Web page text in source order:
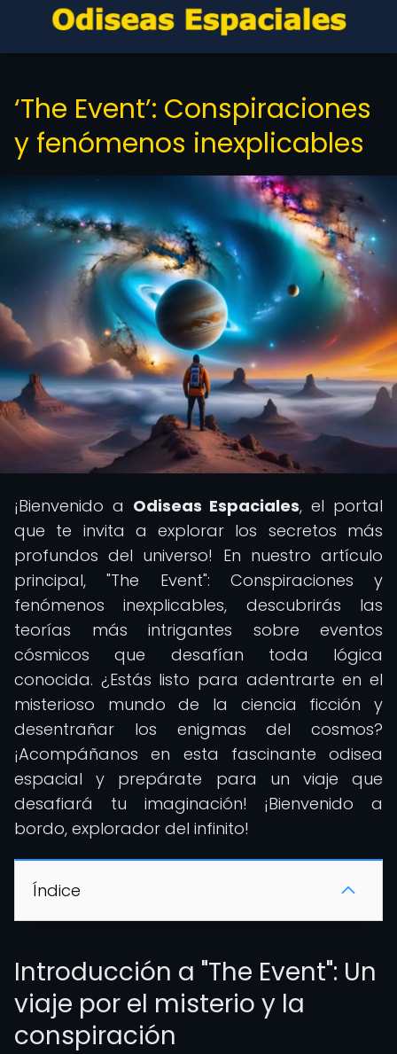
‘The Event’: Conspiraciones
y fenómenos inexplicables
¡Bienvenido a Odiseas Espaciales, el portal
que te invita a explorar los secretos más
profundos del universo! En nuestro artículo
principal, "The Event": Conspiraciones y
fenómenos inexplicables, descubrirás las
teorías más intrigantes sobre eventos
cósmicos que desafían toda lógica
conocida. ¿Estás listo para adentrarte en el
misterioso mundo de la ciencia ficción y
desentrañar los enigmas del cosmos?
¡Acompáñanos en esta fascinante odisea
espacial y prepárate para un viaje que
desafiará tu imaginación! ¡Bienvenido a
bordo, explorador del infinito!
Índice
Introducción a "The Event": Un
viaje por el misterio y la
conspiración